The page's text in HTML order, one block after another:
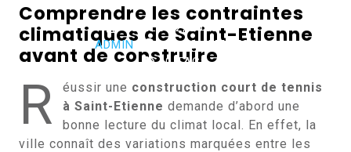
JUILLET 2, 2026
ADMIN
0 COMMENTS
0 TAGS
Comprendre les contraintes
climatiques de Saint-Etienne
avant de construire
R éussir une construction court de tennis
à Saint-Etienne demande d’abord une
bonne lecture du climat local. En effet, la
ville connaît des variations marquées entre les